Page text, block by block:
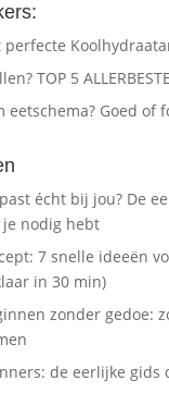
perfecte
TOP 5
eetschema? Goed of
écht bij jou? De
nodig hebt
7 snelle ideeën
in 30 min)
zonder gedoe:
de eerlijke gids